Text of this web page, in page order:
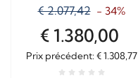
€ 2.077,42 - 34%
€ 1.380,00
Prix ​​précédent: € 1.308,77